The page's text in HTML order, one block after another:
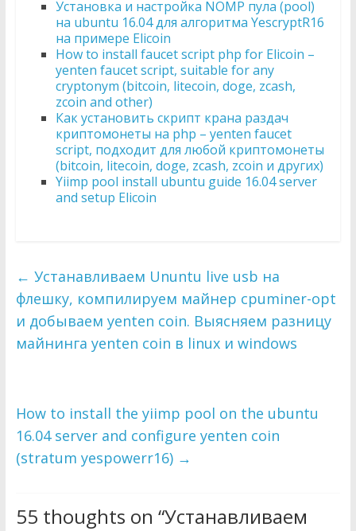
Установка и настройка NOMP пула (pool)
на ubuntu 16.04 для алгоритма YescryptR16
на примере Elicoin
How to install faucet script php for Elicoin –
yenten faucet script, suitable for any
cryptonym (bitcoin, litecoin, doge, zcash,
zcoin and other)
Как установить скрипт крана раздач
криптомонеты на php – yenten faucet
script, подходит для любой криптомонеты
(bitcoin, litecoin, doge, zcash, zcoin и других)
Yiimp pool install ubuntu guide 16.04 server
and setup Elicoin
← Устанавливаем Ununtu live usb на
флешку, компилируем майнер cpuminer-opt
и добываем yenten coin. Выясняем разницу
майнинга yenten coin в linux и windows
How to install the yiimp pool on the ubuntu
16.04 server and configure yenten coin
(stratum yespowerr16) →
55 thoughts on “Устанавливаем